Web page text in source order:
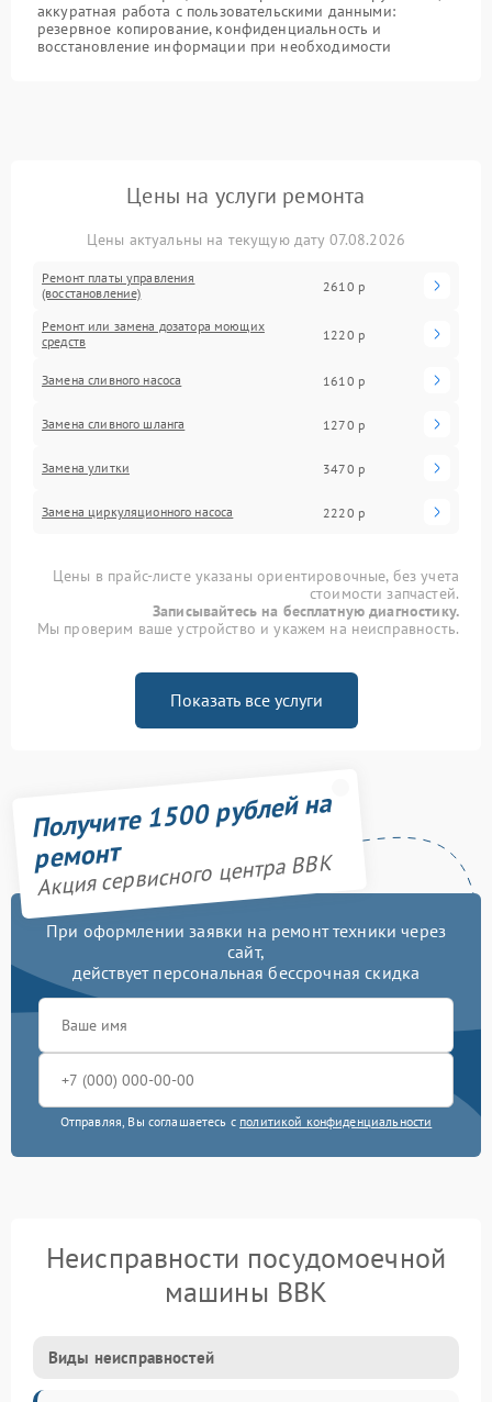
аккуратная работа с пользовательскими данными:
резервное копирование, конфиденциальность и
восстановление информации при необходимости
Цены на услуги ремонта
Цены актуальны на текущую дату 07.08.2026
Ремонт платы управления
(восстановление)
2610 р
Ремонт или замена дозатора моющих
средств
1220 р
Замена сливного насоса 1610 р
Замена сливного шланга 1270 р
Замена улитки 3470 р
Замена циркуляционного насоса 2220 р
Цены в прайс-листе указаны ориентировочные, без учета
стоимости запчастей.
Записывайтесь на бесплатную диагностику.
Мы проверим ваше устройство и укажем на неисправность.
Показать все услуги
Получите 1500 рублей на
ремонт
Акция сервисного центра BBK
При оформлении заявки на ремонт техники через
сайт,
действует персональная бессрочная скидка
Отправляя, Вы соглашаетесь с политикой конфиденциальности
Неисправности посудомоечной
машины BBK
Виды неисправностей